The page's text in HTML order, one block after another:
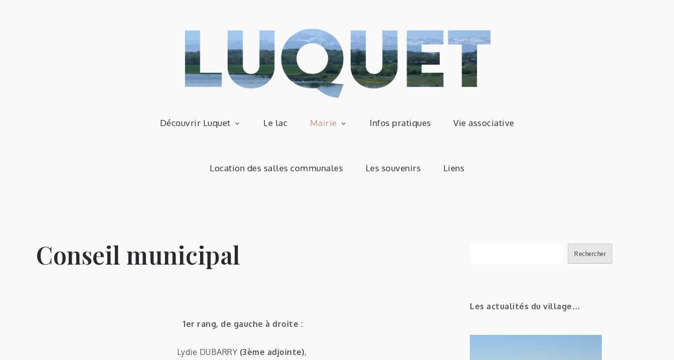
Commune de Luquet
Découvrir Luquet Le lac Mairie Infos pratiques Vie associative
Location des salles communales Les souvenirs Liens
Conseil municipal
1er rang, de gauche à droite :
Lydie DUBARRY (3ème adjointe),
Rechercher
Les actualités du village…